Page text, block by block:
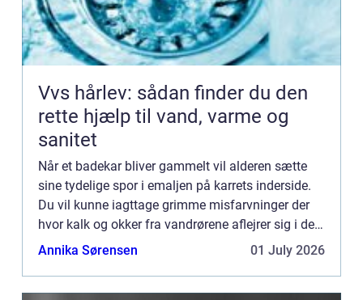
Vvs hårlev: sådan finder du den
rette hjælp til vand, varme og
sanitet
Når et badekar bliver gammelt vil alderen sætte
sine tydelige spor i emaljen på karrets inderside.
Du vil kunne iagttage grimme misfarvninger der
hvor kalk og okker fra vandrørene aflejrer sig i den
slidte emalje. Og denne vil samtidig få en tendens
Annika Sørensen 01 July 2026